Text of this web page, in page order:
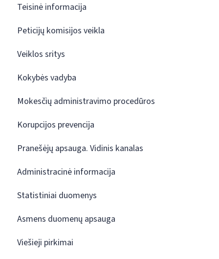
Teisinė informacija
Peticijų komisijos veikla
Veiklos sritys
Kokybės vadyba
Mokesčių administravimo procedūros
Korupcijos prevencija
Pranešėjų apsauga. Vidinis kanalas
Administracinė informacija
Statistiniai duomenys
Asmens duomenų apsauga
Viešieji pirkimai